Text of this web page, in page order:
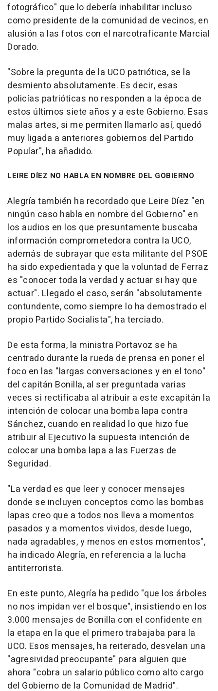
fotográfico" que lo debería inhabilitar incluso
como presidente de la comunidad de vecinos, en
alusión a las fotos con el narcotraficante Marcial
Dorado.
"Sobre la pregunta de la UCO patriótica, se la
desmiento absolutamente. Es decir, esas
policías patrióticas no responden a la época de
estos últimos siete años y a este Gobierno. Esas
malas artes, si me permiten llamarlo así, quedó
muy ligada a anteriores gobiernos del Partido
Popular", ha añadido.
LEIRE DÍEZ NO HABLA EN NOMBRE DEL GOBIERNO
Alegría también ha recordado que Leire Díez "en
ningún caso habla en nombre del Gobierno" en
los audios en los que presuntamente buscaba
información comprometedora contra la UCO,
además de subrayar que esta militante del PSOE
ha sido expedientada y que la voluntad de Ferraz
es "conocer toda la verdad y actuar si hay que
actuar". Llegado el caso, serán "absolutamente
contundente, como siempre lo ha demostrado el
propio Partido Socialista", ha terciado.
De esta forma, la ministra Portavoz se ha
centrado durante la rueda de prensa en poner el
foco en las "largas conversaciones y en el tono"
del capitán Bonilla, al ser preguntada varias
veces si rectificaba al atribuir a este excapitán la
intención de colocar una bomba lapa contra
Sánchez, cuando en realidad lo que hizo fue
atribuir al Ejecutivo la supuesta intención de
colocar una bomba lapa a las Fuerzas de
Seguridad.
"La verdad es que leer y conocer mensajes
donde se incluyen conceptos como las bombas
lapas creo que a todos nos lleva a momentos
pasados y a momentos vividos, desde luego,
nada agradables, y menos en estos momentos",
ha indicado Alegría, en referencia a la lucha
antiterrorista.
En este punto, Alegría ha pedido "que los árboles
no nos impidan ver el bosque", insistiendo en los
3.000 mensajes de Bonilla con el confidente en
la etapa en la que el primero trabajaba para la
UCO. Esos mensajes, ha reiterado, desvelan una
"agresividad preocupante" para alguien que
ahora "cobra un salario público como alto cargo
del Gobierno de la Comunidad de Madrid".